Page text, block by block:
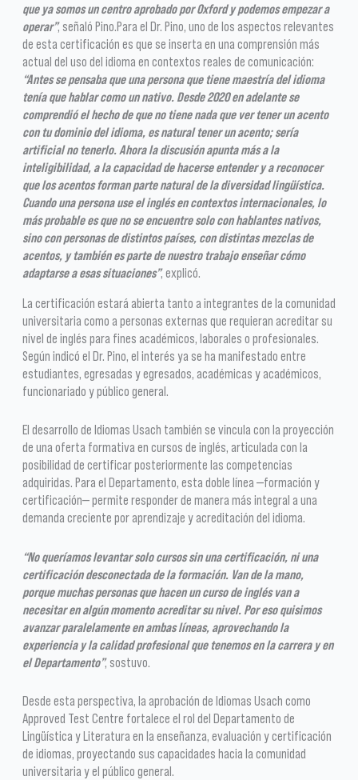
que ya somos un centro aprobado por Oxford y podemos empezar a
operar”, señaló Pino.Para el Dr. Pino, uno de los aspectos relevantes
de esta certificación es que se inserta en una comprensión más
actual del uso del idioma en contextos reales de comunicación:
“Antes se pensaba que una persona que tiene maestría del idioma
tenía que hablar como un nativo. Desde 2020 en adelante se
comprendió el hecho de que no tiene nada que ver tener un acento
con tu dominio del idioma, es natural tener un acento; sería
artificial no tenerlo. Ahora la discusión apunta más a la
inteligibilidad, a la capacidad de hacerse entender y a reconocer
que los acentos forman parte natural de la diversidad lingüística.
Cuando una persona use el inglés en contextos internacionales, lo
más probable es que no se encuentre solo con hablantes nativos,
sino con personas de distintos países, con distintas mezclas de
acentos, y también es parte de nuestro trabajo enseñar cómo
adaptarse a esas situaciones”, explicó.
La certificación estará abierta tanto a integrantes de la comunidad
universitaria como a personas externas que requieran acreditar su
nivel de inglés para fines académicos, laborales o profesionales.
Según indicó el Dr. Pino, el interés ya se ha manifestado entre
estudiantes, egresadas y egresados, académicas y académicos,
funcionariado y público general.
El desarrollo de Idiomas Usach también se vincula con la proyección
de una oferta formativa en cursos de inglés, articulada con la
posibilidad de certificar posteriormente las competencias
adquiridas. Para el Departamento, esta doble línea —formación y
certificación— permite responder de manera más integral a una
demanda creciente por aprendizaje y acreditación del idioma.
“No queríamos levantar solo cursos sin una certificación, ni una
certificación desconectada de la formación. Van de la mano,
porque muchas personas que hacen un curso de inglés van a
necesitar en algún momento acreditar su nivel. Por eso quisimos
avanzar paralelamente en ambas líneas, aprovechando la
experiencia y la calidad profesional que tenemos en la carrera y en
el Departamento”, sostuvo.
Desde esta perspectiva, la aprobación de Idiomas Usach como
Approved Test Centre fortalece el rol del Departamento de
Lingüística y Literatura en la enseñanza, evaluación y certificación
de idiomas, proyectando sus capacidades hacia la comunidad
universitaria y el público general.